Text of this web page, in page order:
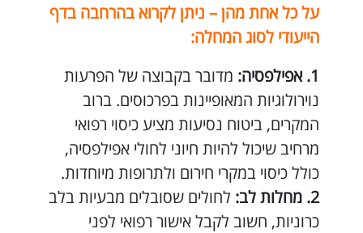
על כל אחת מהן – ניתן לקרוא בהרחבה בדף
הייעודי לסוג המחלה:
אפילפסיה: מדובר בקבוצה של הפרעות
נוירולוגיות המאופיינות בפרכוסים. ברוב
המקרים, ביטוח נסיעות מציע כיסוי רפואי
מרחיב שיכול להיות חיוני לחולי אפילפסיה,
כולל כיסוי במקרי חירום ולתרופות מיוחדות.
מחלות לב: לחולים שסובלים מבעיות בלב
כרוניות, חשוב לקבל אישור רפואי לפני